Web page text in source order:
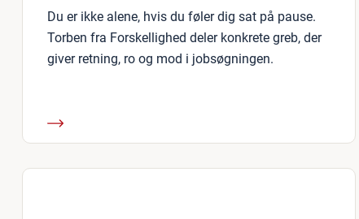
Du er ikke alene, hvis du føler dig sat på pause.
Torben fra Forskellighed deler konkrete greb, der
giver retning, ro og mod i jobsøgningen.